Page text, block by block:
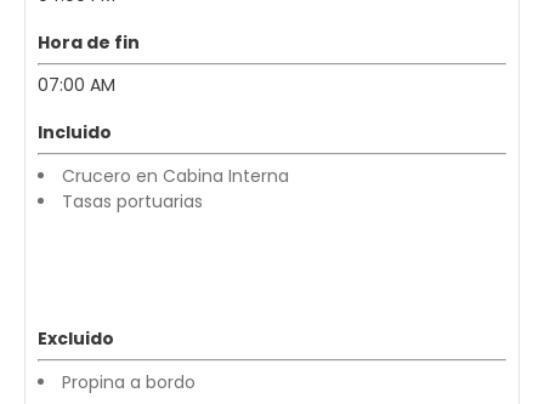
Hora de fin
07:00 AM
Incluido
Crucero en Cabina Interna
Tasas portuarias
Excluido
Propina a bordo